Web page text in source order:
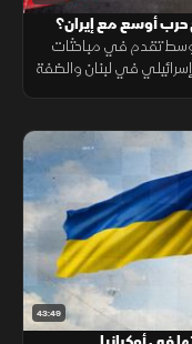
حرب أوسع مع إيران؟
وسط تقدم في مباحثات
في لبنان والضفة
43:49